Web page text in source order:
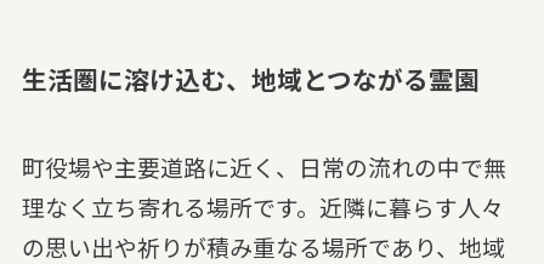
生活圏に溶け込む、地域とつながる霊園
町役場や主要道路に近く、日常の流れの中で無
理なく立ち寄れる場所です。近隣に暮らす人々
の思い出や祈りが積み重なる場所であり、地域